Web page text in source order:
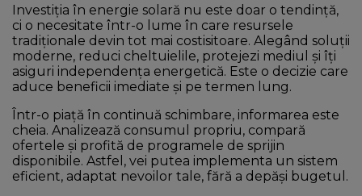
Investiția în energie solară nu este doar o tendință,
ci o necesitate într-o lume în care resursele
tradiționale devin tot mai costisitoare. Alegând soluții
moderne, reduci cheltuielile, protejezi mediul și îți
asiguri independența energetică. Este o decizie care
aduce beneficii imediate și pe termen lung.
Într-o piață în continuă schimbare, informarea este
cheia. Analizează consumul propriu, compară
ofertele și profită de programele de sprijin
disponibile. Astfel, vei putea implementa un sistem
eficient, adaptat nevoilor tale, fără a depăși bugetul.